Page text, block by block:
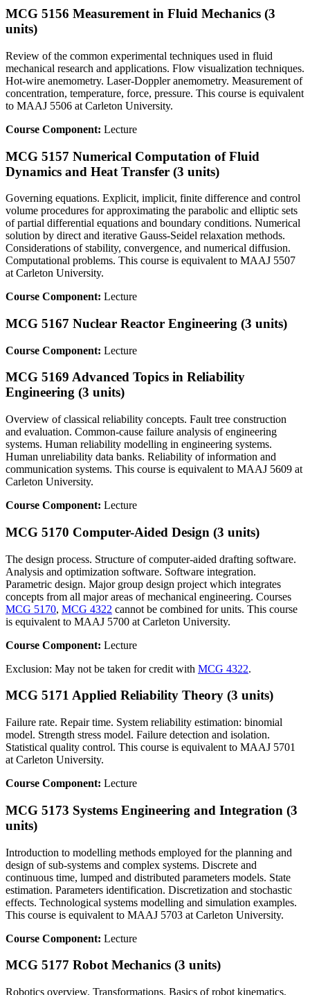
MCG 5156 Measurement in Fluid Mechanics (3
units)
Review of the common experimental techniques used in fluid
mechanical research and applications. Flow visualization techniques.
Hot-wire anemometry. Laser-Doppler anemometry. Measurement of
concentration, temperature, force, pressure. This course is equivalent
to MAAJ 5506 at Carleton University.
Course Component: Lecture
MCG 5157 Numerical Computation of Fluid
Dynamics and Heat Transfer (3 units)
Governing equations. Explicit, implicit, finite difference and control
volume procedures for approximating the parabolic and elliptic sets
of partial differential equations and boundary conditions. Numerical
solution by direct and iterative Gauss-Seidel relaxation methods.
Considerations of stability, convergence, and numerical diffusion.
Computational problems. This course is equivalent to MAAJ 5507
at Carleton University.
Course Component: Lecture
MCG 5167 Nuclear Reactor Engineering (3 units)
Course Component: Lecture
MCG 5169 Advanced Topics in Reliability
Engineering (3 units)
Overview of classical reliability concepts. Fault tree construction
and evaluation. Common-cause failure analysis of engineering
systems. Human reliability modelling in engineering systems.
Human unreliability data banks. Reliability of information and
communication systems. This course is equivalent to MAAJ 5609 at
Carleton University.
Course Component: Lecture
MCG 5170 Computer-Aided Design (3 units)
The design process. Structure of computer-aided drafting software.
Analysis and optimization software. Software integration.
Parametric design. Major group design project which integrates
concepts from all major areas of mechanical engineering. Courses
MCG 5170, MCG 4322 cannot be combined for units. This course
is equivalent to MAAJ 5700 at Carleton University.
Course Component: Lecture
Exclusion: May not be taken for credit with MCG 4322.
MCG 5171 Applied Reliability Theory (3 units)
Failure rate. Repair time. System reliability estimation: binomial
model. Strength stress model. Failure detection and isolation.
Statistical quality control. This course is equivalent to MAAJ 5701
at Carleton University.
Course Component: Lecture
MCG 5173 Systems Engineering and Integration (3
units)
Introduction to modelling methods employed for the planning and
design of sub-systems and complex systems. Discrete and
continuous time, lumped and distributed parameters models. State
estimation. Parameters identification. Discretization and stochastic
effects. Technological systems modelling and simulation examples.
This course is equivalent to MAAJ 5703 at Carleton University.
Course Component: Lecture
MCG 5177 Robot Mechanics (3 units)
Robotics overview. Transformations. Basics of robot kinematics,